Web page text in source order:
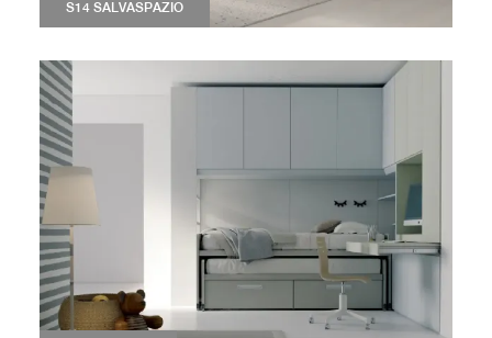
S14 SALVASPAZIO